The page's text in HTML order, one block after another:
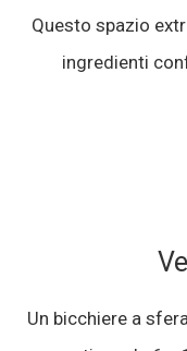
Questo spazio
ingredienti
Un bicchiere a